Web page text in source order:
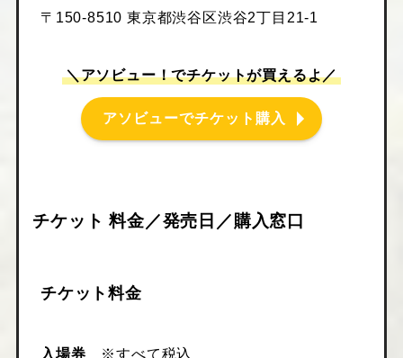
〒150-8510 東京都渋谷区渋谷2丁目21-1
＼アソビュー！でチケットが買えるよ／
アソビューでチケット購入
チケット 料金／発売日／購入窓口
チケット料金
入場券 ※すべて税込